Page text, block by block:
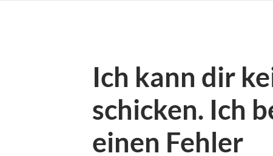
Ich kann dir
schicken. Ich
einen Fehler